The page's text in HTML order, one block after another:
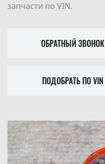
запчасти по VIN.
ОБРАТНЫЙ ЗВОНОК
ПОДОБРАТЬ ПО VIN